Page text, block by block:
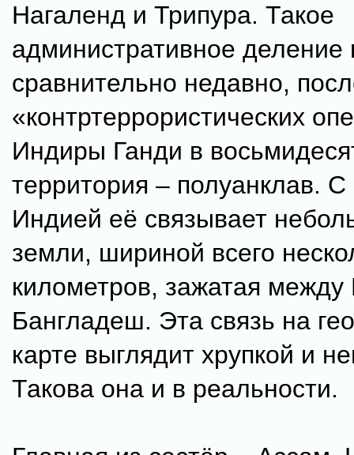
Нагаленд и Трипура. Такое
административное деление
сравнительно недавно,
«контртеррористических
Индиры Ганди в
территория – полуанклав. С
Индией её связывает
земли, шириной всего
километров, зажатая между
Бангладеш. Эта связь на
карте выглядит хрупкой и
Такова она и в реальности.